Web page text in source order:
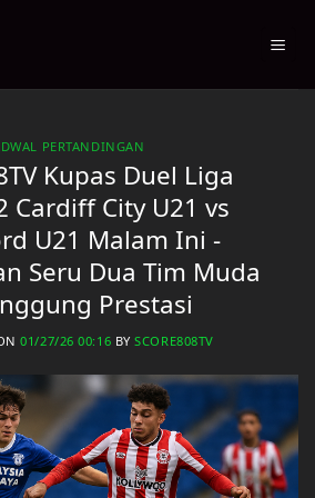
PERTANDINGAN
Kupas Duel Liga
Cardiff City U21 vs
U21 Malam Ini -
Seru Dua Tim Muda
Prestasi
01/27/26 00:16 BYSCORE808TV